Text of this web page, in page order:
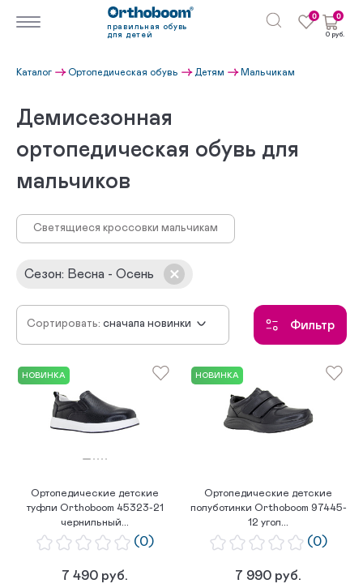
правильная обувь
для детей
0 0
0 руб.
Каталог Ортопедическая обувь Детям Мальчикам
Демисезонная
ортопедическая обувь для
мальчиков
Светящиеся кроссовки мальчикам
Сезон: Весна - Осень
Сортировать: сначала новинки
по возрастанию цены
по популярности
Фильтр
НОВИНКА
Ортопедические детские
туфли Orthoboom 45323-21
чернильный...
(0)
7 490 руб.
НОВИНКА
Ортопедические детские
полуботинки Orthoboom 97445-
12 угол...
(0)
7 990 руб.